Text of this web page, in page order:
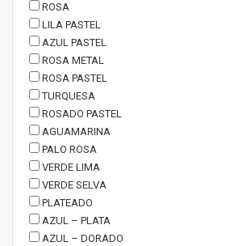
ROSA
LILA PASTEL
AZUL PASTEL
ROSA METAL
ROSA PASTEL
TURQUESA
ROSADO PASTEL
AGUAMARINA
PALO ROSA
VERDE LIMA
VERDE SELVA
PLATEADO
AZUL – PLATA
AZUL – DORADO